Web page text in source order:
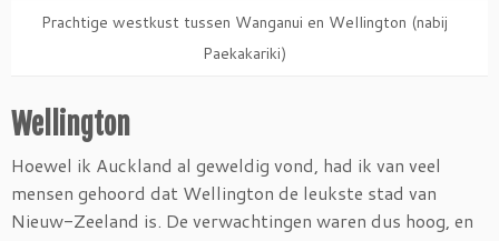
Prachtige westkust tussen Wanganui en Wellington (nabij
Paekakariki)
Wellington
Hoewel ik Auckland al geweldig vond, had ik van veel
mensen gehoord dat Wellington de leukste stad van
Nieuw-Zeeland is. De verwachtingen waren dus hoog, en